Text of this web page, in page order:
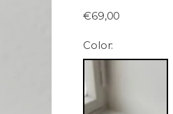
Normaali
€69,00
Color: